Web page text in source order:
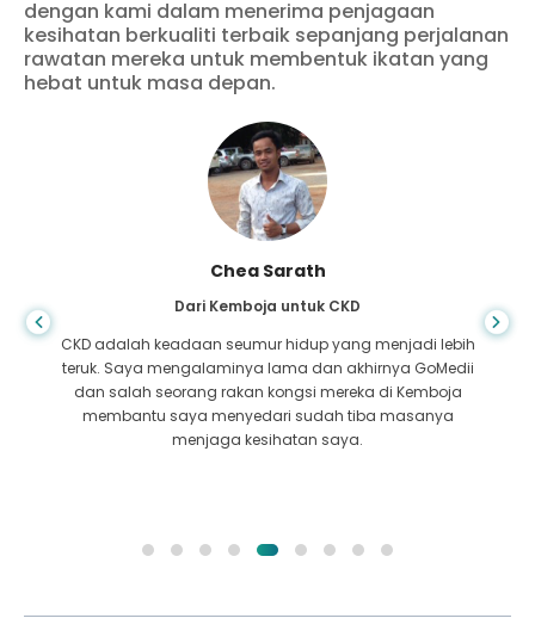
dengan kami dalam menerima penjagaan
kesihatan berkualiti terbaik sepanjang perjalanan
rawatan mereka untuk membentuk ikatan yang
hebat untuk masa depan.
Chea Sarath
Dari Kemboja untuk CKD
CKD adalah keadaan seumur hidup yang menjadi lebih
teruk. Saya mengalaminya lama dan akhirnya GoMedii
dan salah seorang rakan kongsi mereka di Kemboja
membantu saya menyedari sudah tiba masanya
menjaga kesihatan saya.